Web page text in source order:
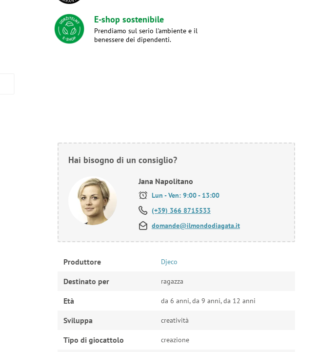
E-shop sostenibile
Prendiamo sul serio l'ambiente e il
benessere dei dipendenti.
Hai bisogno di un consiglio?
Jana Napolitano
Lun - Ven: 9:00 - 13:00
(+39) 366 8715533
domande@ilmondodiagata.it
Produttore Djeco
Destinato per ragazza
Età da 6 anni, da 9 anni, da 12 anni
Sviluppa creatività
Tipo di giocattolo creazione